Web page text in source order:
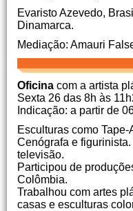
Evaristo Azevedo,
Dinamarca.
Mediação: Amauri
Oficina com a artista
Sexta 26 das 8h às
Indicação: a partir de
Esculturas como Tape-
Cenógrafa e figurinista.
televisão.
Participou de
Colômbia.
Trabalhou com artes
casas e esculturas